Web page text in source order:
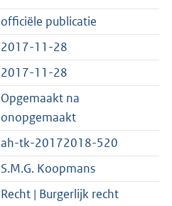
d
s
g
r
o
o
t
t
e
:
2
n
d
s
g
r
o
o
t
t
e
:
officiële publicatie
2017-11-28
2017-11-28
Opgemaakt na
onopgemaakt
ah-tk-20172018-520
S.M.G. Koopmans
Recht | Burgerlijk recht